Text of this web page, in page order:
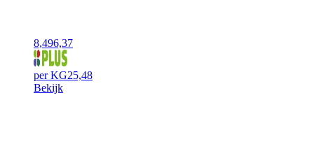
8,496,37
per KG25,48
Bekijk